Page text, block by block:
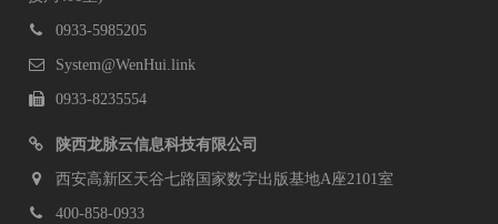
0933-5985205
System@WenHui.link
0933-8235554
陕西龙脉云信息科技有限公司
西安高新区天谷七路国家数字出版基地A座2101室
400-858-0933